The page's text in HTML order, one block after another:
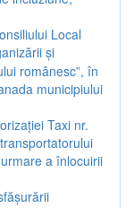
Local
și
românesc”, în
municipiului
Taxi nr.
a înlocuirii